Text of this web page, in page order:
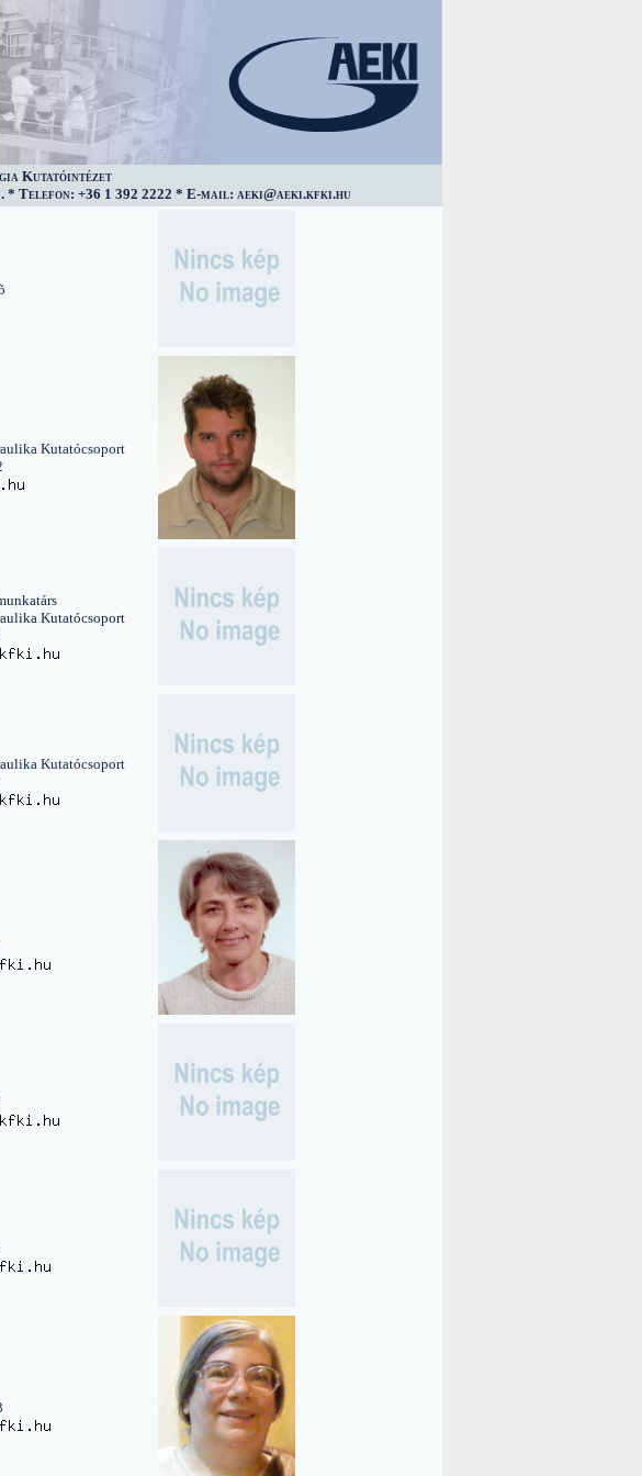
Kutatóintézet
* Telefon: +36 1 392 2222 * E-mail: aeki@aeki.kfki.hu
Kutatócsoport
Kutatócsoport
Kutatócsoport